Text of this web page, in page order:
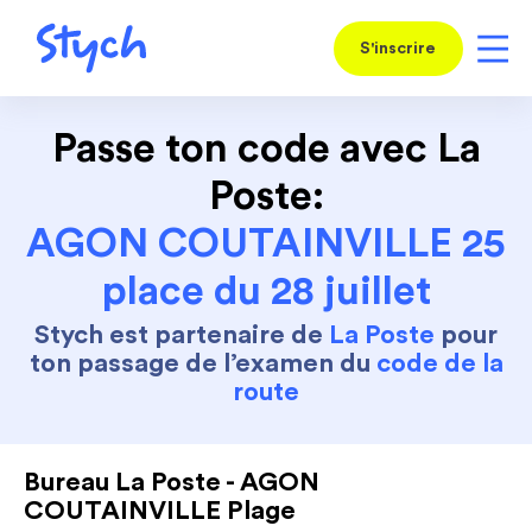
S'inscrire
Passe ton code avec La
Poste:
AGON COUTAINVILLE 25
place du 28 juillet
Stych est partenaire de La Poste pour
ton passage de l’examen du code de la
route
Bureau La Poste - AGON
COUTAINVILLE Plage